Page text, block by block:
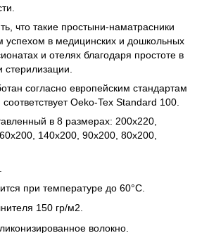
что такие простыни-наматрасники
успехом в медицинских и дошкольных
и отелях благодаря простоте в
согласно европейским стандартам
Oeko-Tex Standard 100.
в 8 размерах: 200х220,
140х200, 90х200, 80х200,
при температуре до 60°C.
150 гр/м2.
волокно.